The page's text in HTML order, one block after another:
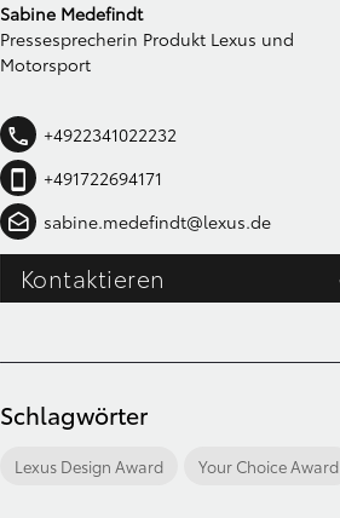
Sabine Medefindt
Pressesprecherin Produkt Lexus und
Motorsport
+4922341022232
+491722694171
sabine.medefindt@lexus.de
Kontaktieren
Schlagwörter
Lexus Design Award Your Choice Award